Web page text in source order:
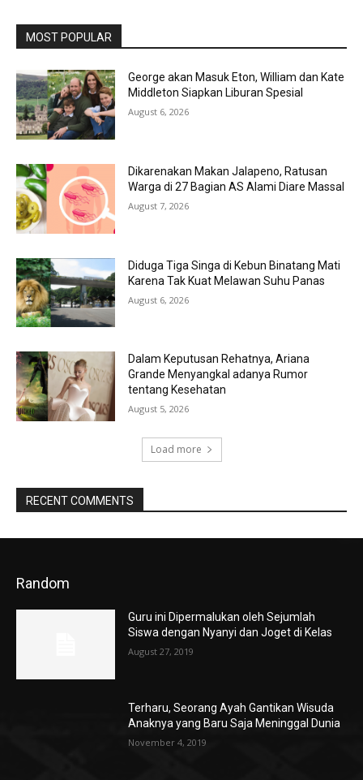
MOST POPULAR
George akan Masuk Eton, William dan Kate
Middleton Siapkan Liburan Spesial
August 6, 2026
Dikarenakan Makan Jalapeno, Ratusan
Warga di 27 Bagian AS Alami Diare Massal
August 7, 2026
Diduga Tiga Singa di Kebun Binatang Mati
Karena Tak Kuat Melawan Suhu Panas
August 6, 2026
Dalam Keputusan Rehatnya, Ariana
Grande Menyangkal adanya Rumor
tentang Kesehatan
August 5, 2026
Load more
RECENT COMMENTS
Random
Guru ini Dipermalukan oleh Sejumlah
Siswa dengan Nyanyi dan Joget di Kelas
August 27, 2019
Terharu, Seorang Ayah Gantikan Wisuda
Anaknya yang Baru Saja Meninggal Dunia
November 4, 2019